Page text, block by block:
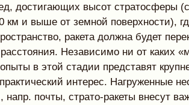
достигающих высот стратосферы
км и выше от земной поверхности),
ракета должна будет
Независимо ни от каких
в этой стадии представят
интерес. Нагруженные
напр. почты, страто-ракеты внесут